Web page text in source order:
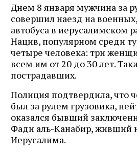
Днем 8 января мужчина за
совершил наезд на
автобуса в иерусалимском
Нацив, популярном среди
четыре человека: три
всем им от 20 до 30 лет.
пострадавших.
Полиция подтвердила, что
был за рулем грузовика,
оказался бывший
Фади аль-Канабир, живший
Иерусалима.